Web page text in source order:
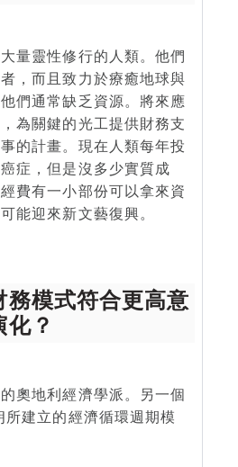
量靈性修行的人類。他們
，而且致力於療癒地球與
們通常缺乏資源。將來應
為關鍵的光工提供財務支
的計畫。現在人類每年投
症，但是沒多少實質成
費有一小部份可以拿來資
能迎來新文藝復興。
務模式符合更高意
？
奧地利經濟學派。另一個
所建立的經濟循環週期模